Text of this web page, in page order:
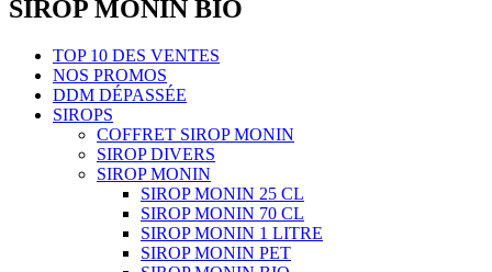
SIROP MONIN BIO
TOP 10 DES VENTES
NOS PROMOS
DDM DÉPASSÉE
SIROPS
COFFRET SIROP MONIN
SIROP DIVERS
SIROP MONIN
SIROP MONIN 25 CL
SIROP MONIN 70 CL
SIROP MONIN 1 LITRE
SIROP MONIN PET